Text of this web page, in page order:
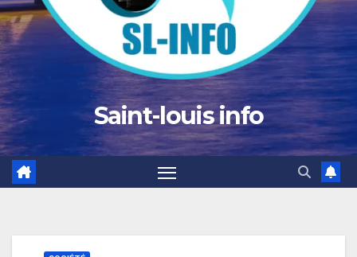
Saint-louis info